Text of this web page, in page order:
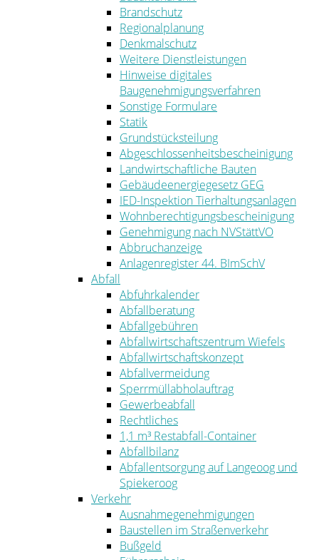
Brandschutz
Regionalplanung
Denkmalschutz
Weitere Dienstleistungen
Hinweise digitales
Baugenehmigungsverfahren
Sonstige Formulare
Statik
Grundstücksteilung
Abgeschlossenheitsbescheinigung
Landwirtschaftliche Bauten
Gebäudeenergiegesetz GEG
IED-Inspektion Tierhaltungsanlagen
Wohnberechtigungsbescheinigung
Genehmigung nach NVStättVO
Abbruchanzeige
Anlagenregister 44. BImSchV
Abfall
Abfuhrkalender
Abfallberatung
Abfallgebühren
Abfallwirtschaftszentrum Wiefels
Abfallwirtschaftskonzept
Abfallvermeidung
Sperrmüllabholauftrag
Gewerbeabfall
Rechtliches
1,1 m³ Restabfall-Container
Abfallbilanz
Abfallentsorgung auf Langeoog und
Spiekeroog
Verkehr
Ausnahmegenehmigungen
Baustellen im Straßenverkehr
Bußgeld